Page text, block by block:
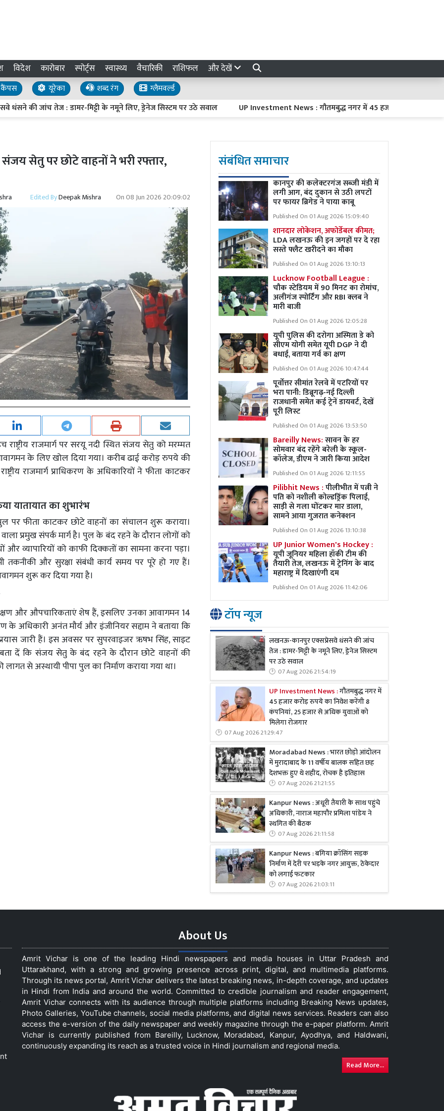
विदेश कारोबार स्पोर्ट्स स्वास्थ्य वैचारिकी राशिफल और देखें
यूरेका शब्द रंग
ग्लैमवर्ल्ड
की जांच तेज : डामर-मिट्टी के नमूने लिए, ड्रेनेज सिस्टम पर उठे सवाल UP Investment News : गौतमबुद्ध नगर में 45 हजार करोड़ रुपये का
सेतु पर छोटे वाहनों ने भरी रफ्तार,
Edited ByDeepak Mishra On08 Jun 2026 20:09:02
राजमार्ग पर सरयू नदी स्थित संजय सेतु को मरम्मत
के लिए खोल दिया गया। करीब ढाई करोड़ रुपये की
राजमार्ग प्राधिकरण के अधिकारियों ने फीता काटकर
यातायात का शुभारंभ
पर फीता काटकर छोटे वाहनों का संचालन शुरू कराया।
प्रमुख संपर्क मार्ग है। पुल के बंद रहने के दौरान लोगों को
और व्यापारियों को काफी दिक्कतों का सामना करना पड़ा।
और सुरक्षा संबंधी कार्य समय पर पूरे हो गए हैं।
शुरू कर दिया गया है।
और औपचारिकताएं शेष हैं, इसलिए उनका आवागमन 14
के अधिकारी अनंत मौर्य और इंजीनियर सद्दाम ने बताया कि
जारी हैं। इस अवसर पर सुपरवाइजर ऋषभ सिंह, साइट
दें कि संजय सेतु के बंद रहने के दौरान छोटे वाहनों की
से अस्थायी पीपा पुल का निर्माण कराया गया था।
संबंधित समाचार
कानपुर की कलेक्टरगंज सब्जी मंडी में
लगी आग, बंद दुकान से उठी लपटों
पर फायर ब्रिगेड ने पाया काबू
Published On 01 Aug 2026 15:09:40
शानदार लोकेशन, अफोर्डेबल कीमत;
LDA लखनऊ की इन जगहों पर दे रहा
सस्ते फ्लैट खरीदने का मौका
Published On 01 Aug 2026 13:10:13
Lucknow Football League :
चौक स्टेडियम में 90 मिनट का रोमांच,
अलीगंज स्पोर्टिंग और RBI क्लब ने
मारी बाजी
Published On 01 Aug 2026 12:05:28
यूपी पुलिस की दरोगा अस्मिता डे को
सीएम योगी समेत यूपी DGP ने दी
बधाई, बताया गर्व का क्षण
Published On 01 Aug 2026 10:47:44
पूर्वोत्तर सीमांत रेलवे में पटरियों पर
भरा पानी: डिब्रूगढ़-नई दिल्ली
राजधानी समेत कई ट्रेनें डायवर्ट, देखें
पूरी लिस्ट
Published On 01 Aug 2026 13:53:50
Bareilly News:सावन के हर
सोमवार बंद रहेंगे बरेली के स्कूल-
कॉलेज, डीएम ने जारी किया आदेश
Published On 01 Aug 2026 12:11:55
Pilibhit News :पीलीभीत में पत्नी ने
पति को नशीली कोल्डड्रिंक पिलाई,
साड़ी से गला घोंटकर मार डाला,
सामने आया गुजरात कनेक्शन
Published On 01 Aug 2026 13:10:38
UP Junior Women's Hockey :
यूपी जूनियर महिला हॉकी टीम की
तैयारी तेज, लखनऊ में ट्रेनिंग के बाद
महाराष्ट्र में दिखाएंगी दम
Published On 01 Aug 2026 11:42:06
टॉप न्यूज
लखनऊ-कानपुर एक्सप्रेसवे धंसने की जांच
तेज : डामर-मिट्टी के नमूने लिए, ड्रेनेज सिस्टम
पर उठे सवाल
07 Aug 2026 21:54:19
UP Investment News :गौतमबुद्ध नगर में
45 हजार करोड़ रुपये का निवेश करेंगी 8
कंपनियां, 25 हजार से अधिक युवाओं को
मिलेगा रोजगार
07 Aug 2026 21:29:47
Moradabad News : भारत छोड़ो आंदोलन
में मुरादाबाद के 11 वर्षीय बालक सहित छह
देशभक्त हुए थे शहीद, रोचक है इतिहास
07 Aug 2026 21:21:55
Kanpur News : अधूरी तैयारी के साथ पहुंचे
अधिकारी, नाराज महापौर प्रमिला पांडेय ने
स्थगित की बैठक
07 Aug 2026 21:11:58
Kanpur News : बगिया क्रॉसिंग सड़क
निर्माण में देरी पर भड़के नगर आयुक्त, ठेकेदार
को लगाई फटकार
07 Aug 2026 21:03:11
About Us
Amrit Vichar is one of the leading Hindi newspapers and media houses in Uttar Pradesh and
Uttarakhand, with a strong and growing presence across print, digital, and multimedia platforms.
Through its news portal, Amrit Vichar delivers the latest breaking news, in-depth coverage, and updates
in Hindi from India and around the world. Committed to credible journalism and reader engagement,
Amrit Vichar connects with its audience through multiple platforms including Breaking News updates,
Photo Galleries, YouTube channels, social media platforms, and digital news services. Readers can also
access the e-version of the daily newspaper and weekly magazine through the e-paper platform. Amrit
Vichar is currently published from Bareilly, Lucknow, Moradabad, Kanpur, Ayodhya, and Haldwani,
continuously expanding its reach as a trusted voice in Hindi journalism and regional media.
Read More...